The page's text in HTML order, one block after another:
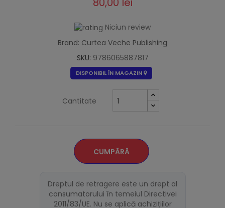
Niciun review
Brand: Curtea Veche Publishing
SKU: 9786065887817
DISPONIBIL ÎN MAGAZIN
Cantitate
CUMPĂRĂ
Dreptul de retragere este un drept al
consumatorului în temeiul Directivei
2011/83/UE. Nu se aplică achizițiilor